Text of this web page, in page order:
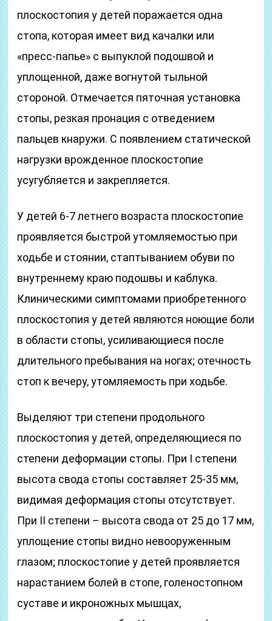
плоскостопия у детей поражается одна
стопа, которая имеет вид качалки или
«пресс-папье» с выпуклой подошвой и
уплощенной, даже вог­нутой тыльной
стороной. Отмечается пяточная установка
стопы, резкая пронация с отведением
пальцев кнаружи. С появлением статической
нагрузки врожденное плоскостопие
усугубляется и закрепляется.
У детей 6-7 летнего возраста плоскостопие
проявляется быстрой утом­ляемостью при
ходьбе и стоянии, стаптыванием обуви по
внутреннему краю подошвы и каблука.
Клиническими симптомами приобретенного
плоскостопия у детей являются ноющие боли
в области стопы, усиливающиеся после
длительного пребывания на ногах; отечность
стоп к вечеру, утомляемость при ходьбе.
Выделяют три степени продольного
плоскостопия у детей, определяющиеся по
степени деформации стопы. При I степени
высота свода стопы составляет 25-35 мм,
видимая деформация стопы отсутствует.
При II степени – высота свода от 25 до 17 мм,
уплощение стопы видно невооруженным
глазом; плоскостопие у детей проявляется
нарастанием болей в стопе, голеностопном
суставе и икроножных мышцах,